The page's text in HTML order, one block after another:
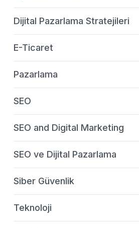
Dijital Pazarlama Stratejileri
E-Ticaret
Pazarlama
SEO
SEO and Digital Marketing
SEO ve Dijital Pazarlama
Siber Güvenlik
Teknoloji